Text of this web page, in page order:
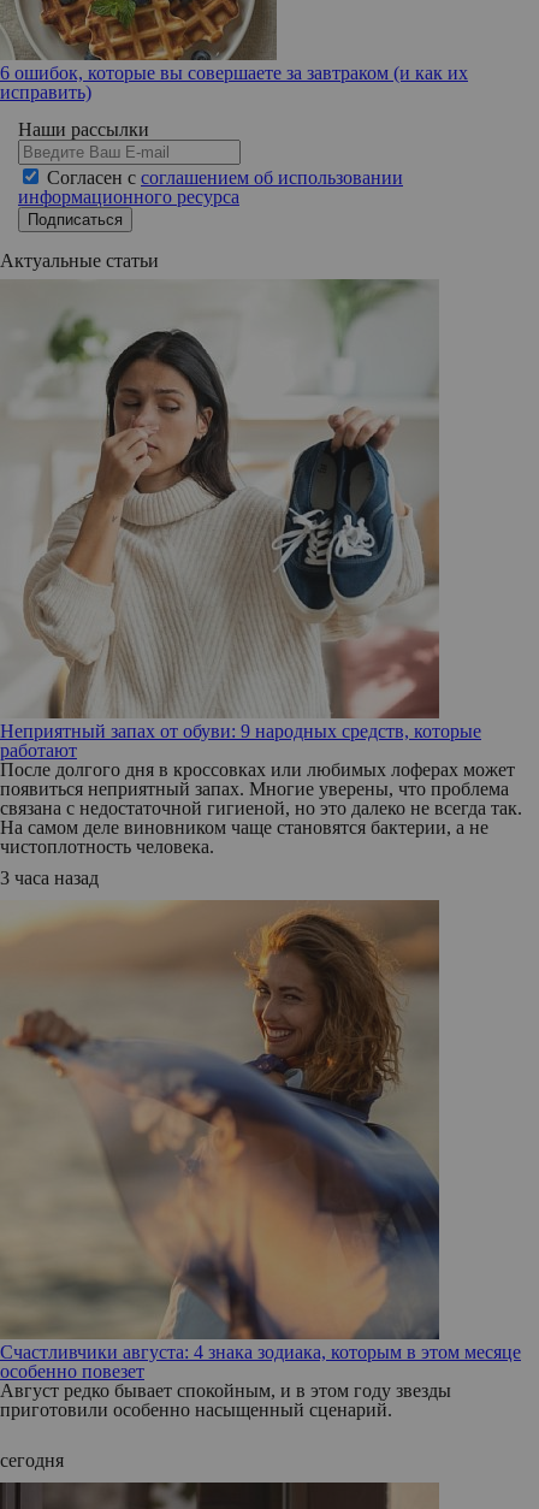
6 ошибок, которые вы совершаете за завтраком (и как их
исправить)
Наши рассылки
Согласен с соглашением об использовании
информационного ресурса
Подписаться
Актуальные статьи
Неприятный запах от обуви: 9 народных средств, которые
работают
После долгого дня в кроссовках или любимых лоферах может
появиться неприятный запах. Многие уверены, что проблема
связана с недостаточной гигиеной, но это далеко не всегда так.
На самом деле виновником чаще становятся бактерии, а не
чистоплотность человека.
3 часа назад
Счастливчики августа: 4 знака зодиака, которым в этом месяце
особенно повезет
Август редко бывает спокойным, и в этом году звезды
приготовили особенно насыщенный сценарий.
сегодня